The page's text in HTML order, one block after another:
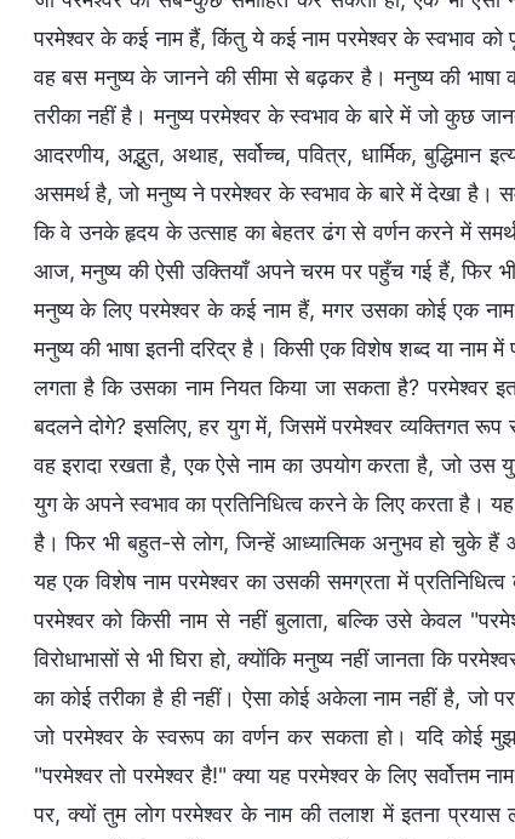
परमेश्वर के कई नाम हैं, किंतु ये कई नाम परमेश्वर के स्वभाव को
वह बस मनुष्य के जानने की सीमा से बढ़कर है। मनुष्य की भाषा
तरीका नहीं है। मनुष्य परमेश्वर के स्वभाव के बारे में जो कुछ
आदरणीय, अद्भुत, अथाह, सर्वोच्च, पवित्र, धार्मिक,
असमर्थ है, जो मनुष्य ने परमेश्वर के स्वभाव के बारे में देखा है।
कि वे उनके हृदय के उत्साह का बेहतर ढंग से वर्णन करने में समर्थ
आज, मनुष्य की ऐसी उक्तियाँ अपने चरम पर पहुँच गई हैं, फिर
मनुष्य के लिए परमेश्वर के कई नाम हैं, मगर उसका कोई एक
मनुष्य की भाषा इतनी दरिद्र है। किसी एक विशेष शब्द या नाम
लगता है कि उसका नाम नियत किया जा सकता है? परमेश्वर
बदलने दोगे? इसलिए, हर युग में, जिसमें परमेश्वर व्यक्तिगत
वह इरादा रखता है, एक ऐसे नाम का उपयोग करता है, जो
युग के अपने स्वभाव का प्रतिनिधित्व करने के लिए करता है।
है। फिर भी बहुत-से लोग, जिन्हें आध्यात्मिक अनुभव हो चुके
यह एक विशेष नाम परमेश्वर का उसकी समग्रता में
परमेश्वर को किसी नाम से नहीं बुलाता, बल्कि उसे केवल
विरोधाभासों से भी घिरा हो, क्योंकि मनुष्य नहीं जानता कि
का कोई तरीका है ही नहीं। ऐसा कोई अकेला नाम नहीं है,
जो परमेश्वर के स्वरूप का वर्णन कर सकता हो। यदि कोई
"परमेश्वर तो परमेश्वर है!" क्या यह परमेश्वर के लिए सर्वोत्तम
पर, क्यों तुम लोग परमेश्वर के नाम की तलाश में इतना प्रयास